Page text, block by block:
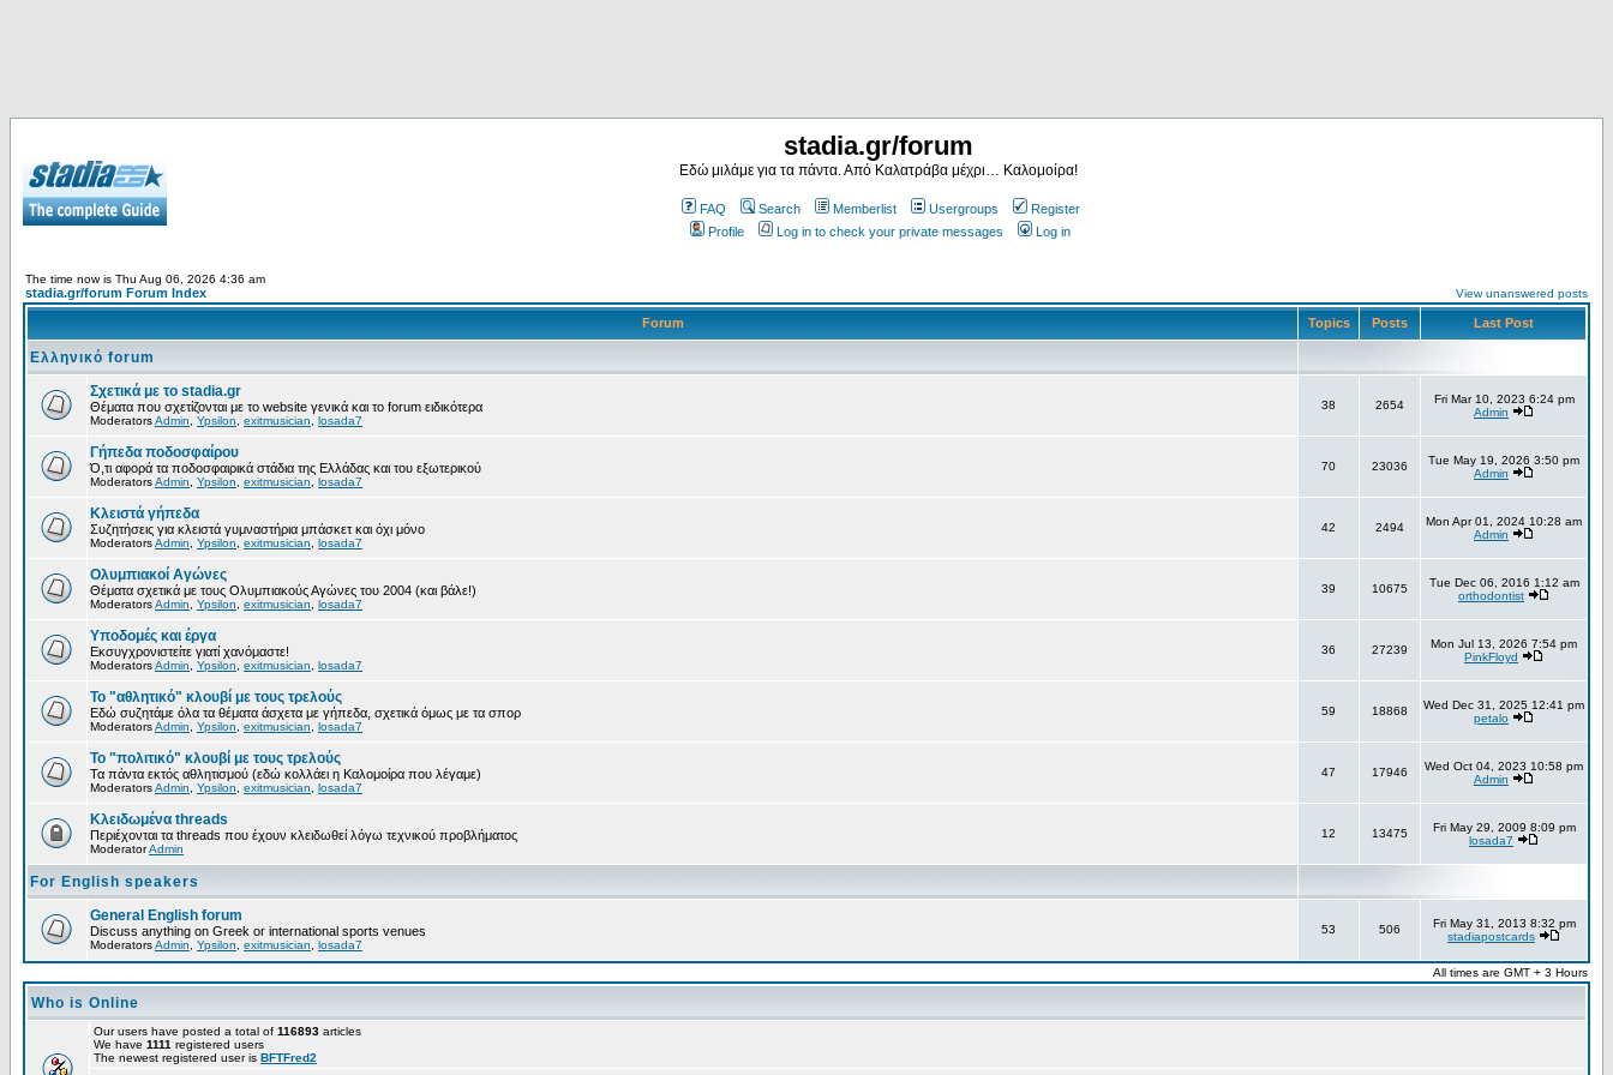
stadia.gr/forum
Εδώ μιλάμε για τα πάντα. Από Καλατράβα μέχρι… Καλομοίρα!
FAQ Search Memberlist Usergroups
Register
Profile
Log in to check your private messages Log in
The time now is Thu Aug 06, 2026 4:36 am
stadia.gr/forum Forum Index View unanswered posts
Forum Topics Posts Last Post
Ελληνικό forum
Σχετικά με το stadia.gr
Θέματα που σχετίζονται με το website γενικά και το forum ειδικότερα
ModeratorsAdmin Ypsilon exitmusician losada7
38 2654
Fri Mar 10, 2023 6:24 pm
Admin
Γήπεδα ποδοσφαίρου
Ό,τι αφορά τα ποδοσφαιρικά στάδια της Ελλάδας και του εξωτερικού
ModeratorsAdmin Ypsilon exitmusician losada7
70 23036
Tue May 19, 2026 3:50 pm
Admin
Κλειστά γήπεδα
Συζητήσεις για κλειστά γυμναστήρια μπάσκετ και όχι μόνο
ModeratorsAdmin Ypsilon exitmusician losada7
42 2494
Mon Apr 01, 2024 10:28 am
Admin
Ολυμπιακοί Αγώνες
Θέματα σχετικά με τους Ολυμπιακούς Αγώνες του 2004 (και βάλε!)
ModeratorsAdmin Ypsilon exitmusician losada7
39 10675
Tue Dec 06, 2016 1:12 am
orthodontist
Υποδομές και έργα
Εκσυγχρονιστείτε γιατί χανόμαστε!
ModeratorsAdmin Ypsilon exitmusician losada7
36 27239
Mon Jul 13, 2026 7:54 pm
PinkFloyd
Το "αθλητικό" κλουβί με τους τρελούς
Εδώ συζητάμε όλα τα θέματα άσχετα με γήπεδα, σχετικά όμως με τα σπορ
ModeratorsAdmin Ypsilon exitmusician losada7
59 18868
Wed Dec 31, 2025 12:41 pm
petalo
Το "πολιτικό" κλουβί με τους τρελούς
Τα πάντα εκτός αθλητισμού (εδώ κολλάει η Καλομοίρα που λέγαμε)
ModeratorsAdmin Ypsilon exitmusician losada7
47 17946
Wed Oct 04, 2023 10:58 pm
Admin
Κλειδωμένα threads
Περιέχονται τα threads που έχουν κλειδωθεί λόγω τεχνικού προβλήματος
ModeratorAdmin
12 13475
Fri May 29, 2009 8:09 pm
losada7
For English speakers
General English forum
Discuss anything on Greek or international sports venues
ModeratorsAdmin Ypsilon exitmusician losada7
53 506
Fri May 31, 2013 8:32 pm
stadiapostcards
All times are GMT + 3 Hours
Who is Online
Our users have posted a total of 116893 articles
We have 1111 registered users
The newest registered user is BFTFred2